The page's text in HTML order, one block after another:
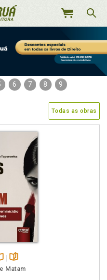
MEU
6 7 8 9
Todas as obras
páginas
Matam